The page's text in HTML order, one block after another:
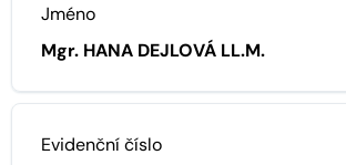
Jméno
Mgr. HANA DEJLOVÁ LL.M.
Evidenční číslo